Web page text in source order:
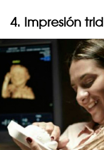
4. Impresión